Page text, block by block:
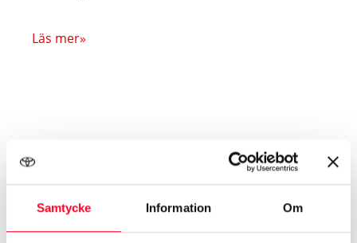
Samtycke Information Om
Läs mer»